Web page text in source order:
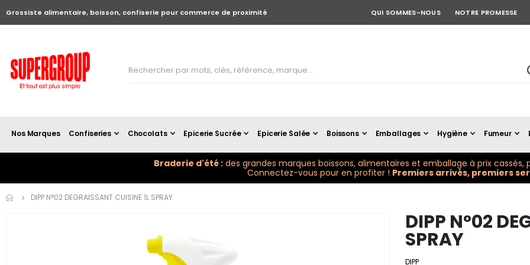
Grossiste alimentaire, boisson, confiserie pour commerce de proximité QUI SOMMES-NOUS NOTRE PROMESSE
Nos Marques Confiseries Chocolats Epicerie Sucrée Epicerie Salée Boissons Emballages Hygiène Fumeur
Braderie d'été : des grandes marques boissons, alimentaires et emballage à prix cassés,
Connectez-vous pour en profiter ! Premiers arrivés, premiers
DIPP N°02 DEGRAISSANT CUISINE 1L SPRAY
the
DIPP N°02
SPRAY
DIPP